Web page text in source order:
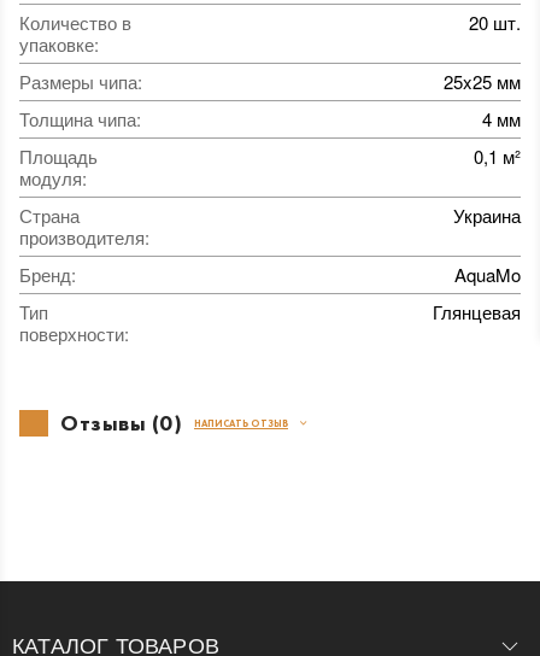
Количество в
упаковке:
20 шт.
Размеры чипа:
25x25 мм
Толщина чипа:
4 мм
Площадь
модуля:
0,1 м²
Страна
производителя:
Украина
Бренд:
AquaMo
Тип
поверхности:
Глянцевая
Отзывы (0) НАПИСАТЬ ОТЗЫВ
КАТАЛОГ ТОВАРОВ